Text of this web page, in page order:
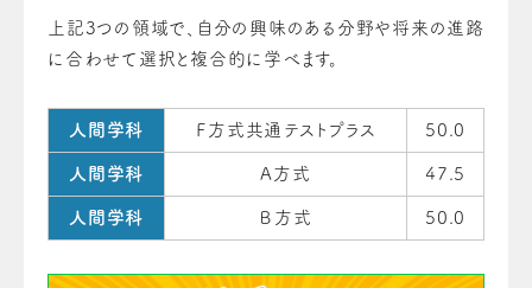
上記3つの領域で、自分の興味のある分野や将来の進路
に合わせて選択と複合的に学べます。
人間学科 Ｆ方式共通テストプラス 50.0
人間学科 A方式 47.5
人間学科 Ｂ方式 50.0